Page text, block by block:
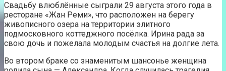
Свадьбу влюблённые сыграли 29 августа этого года в
ресторане «Жан Реми», что расположен на берегу
живописного озера на территории элитного
подмосковного коттеджного посёлка. Ирина рада за
свою дочь и пожелала молодым счастья на долгие лета.
Во втором браке со знаменитым шансонье женщина